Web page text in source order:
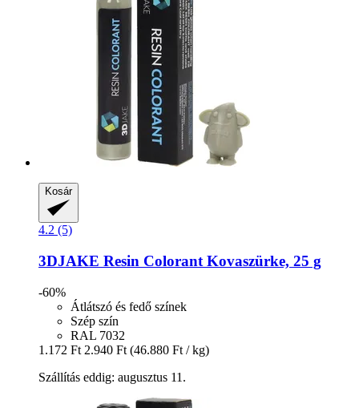
Kosár
4.2 (5)
3DJAKE Resin Colorant Kovaszürke, 25 g
-60%
Átlátszó és fedő színek
Szép szín
RAL 7032
1.172 Ft 2.940 Ft (46.880 Ft / kg)
Szállítás eddig: augusztus 11.